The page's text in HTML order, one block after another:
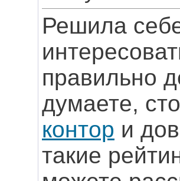
Решила
правильно
думаете,
контор и
такие